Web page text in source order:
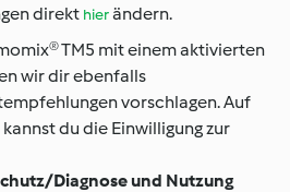
direkt hierändern.
TM5 mit einem aktivierten
wir dir ebenfalls
vorschlagen. Auf
du die Einwilligung zur
Diagnose und Nutzung